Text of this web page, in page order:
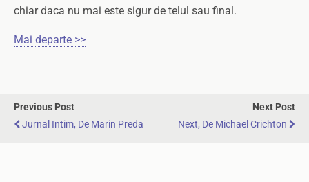
chiar daca nu mai este sigur de telul sau final.
Mai departe >>
Previous Post
Jurnal Intim, De Marin Preda
Next Post
Next, De Michael Crichton